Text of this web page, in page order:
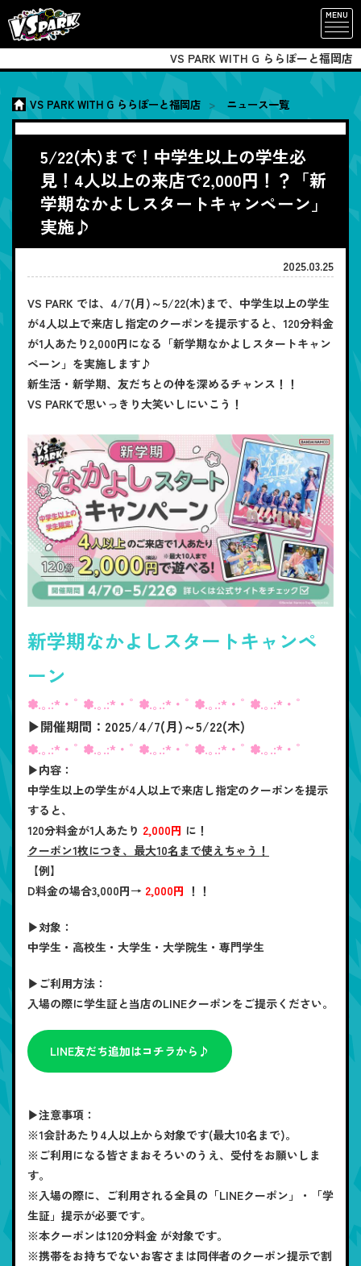
MENU
VS PARK WITH G ららぽーと福岡店
VS PARK WITH G ららぽーと福岡店 ニュース一覧
5/22(木)まで！中学生以上の学生必
見！4人以上の来店で2,000円！？「新
学期なかよしスタートキャンペーン」
実施♪
2025.03.25
VS PARK では、4/7(月)～5/22(木)まで、中学生以上の学生
が4人以上で来店し指定のクーポンを提示すると、120分料金
が1人あたり2,000円になる「新学期なかよしスタートキャン
ペーン」を実施します♪
新生活・新学期、友だちとの仲を深めるチャンス！！
VS PARKで思いっきり大笑いしにいこう！
新学期なかよしスタートキャンペ
ーン
✽.｡.:*・ﾟ ✽.｡.:*・ﾟ ✽.｡.:*・ﾟ ✽.｡.:*・ﾟ ✽.｡.:*・ﾟ
▶開催期間：2025/4/7(月)～5/22(木)
✽.｡.:*・ﾟ ✽.｡.:*・ﾟ ✽.｡.:*・ﾟ ✽.｡.:*・ﾟ ✽.｡.:*・ﾟ
▶内容：
中学生以上の学生が4人以上で来店し指定のクーポンを提示
すると、
120分料金が1人あたり 2,000円 に！
クーポン1枚につき、最大10名まで使えちゃう！
【例】
D料金の場合3,000円→ 2,000円 ！！
▶対象：
中学生・高校生・大学生・大学院生・専門学生
▶ご利用方法：
入場の際に学生証と当店のLINEクーポンをご提示ください。
LINE友だち追加はコチラから♪
▶注意事項：
※1会計あたり4人以上から対象です(最大10名まで)。
※ご利用になる皆さまおそろいのうえ、受付をお願いしま
す。
※入場の際に、ご利用される全員の「LINEクーポン」・「学
生証」提示が必要です。
※本クーポンは120分料金 が対象です。
※携帯をお持ちでないお客さまは同伴者のクーポン提示で割